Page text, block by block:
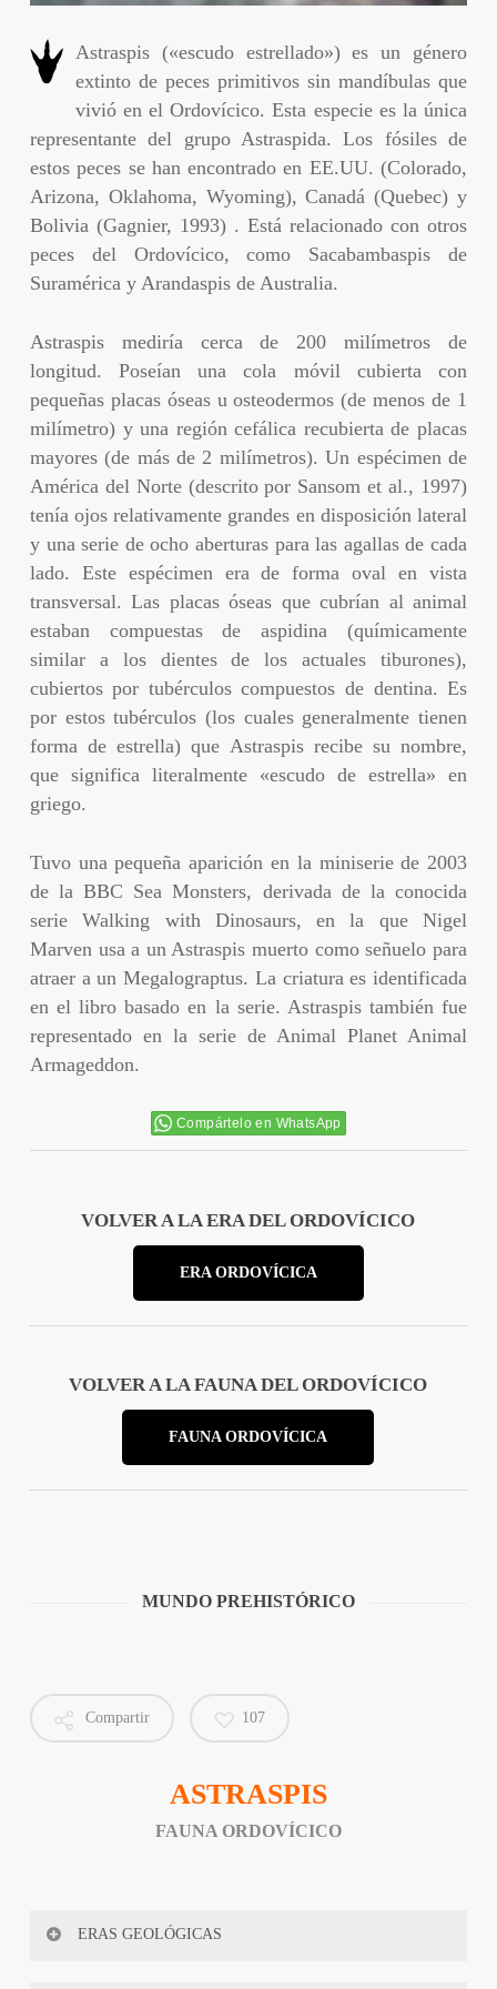
Astraspis («escudo estrellado») es un género
extinto de peces primitivos sin mandíbulas que
vivió en el Ordovícico. Esta especie es la única
representante del grupo Astraspida. Los fósiles de
estos peces se han encontrado en EE.UU. (Colorado,
Arizona, Oklahoma, Wyoming), Canadá (Quebec) y
Bolivia (Gagnier, 1993) . Está relacionado con otros
peces del Ordovícico, como Sacabambaspis de
Suramérica y Arandaspis de Australia.
Astraspis mediría cerca de 200 milímetros de
longitud. Poseían una cola móvil cubierta con
pequeñas placas óseas u osteodermos (de menos de 1
milímetro) y una región cefálica recubierta de placas
mayores (de más de 2 milímetros). Un espécimen de
América del Norte (descrito por Sansom et al., 1997)
tenía ojos relativamente grandes en disposición lateral
y una serie de ocho aberturas para las agallas de cada
lado. Este espécimen era de forma oval en vista
transversal. Las placas óseas que cubrían al animal
estaban compuestas de aspidina (químicamente
similar a los dientes de los actuales tiburones),
cubiertos por tubérculos compuestos de dentina. Es
por estos tubérculos (los cuales generalmente tienen
forma de estrella) que Astraspis recibe su nombre,
que significa literalmente «escudo de estrella» en
griego.
Tuvo una pequeña aparición en la miniserie de 2003
de la BBC Sea Monsters, derivada de la conocida
serie Walking with Dinosaurs, en la que Nigel
Marven usa a un Astraspis muerto como señuelo para
atraer a un Megalograptus. La criatura es identificada
en el libro basado en la serie. Astraspis también fue
representado en la serie de Animal Planet Animal
Armageddon.
Compártelo en WhatsApp
VOLVER A LA ERA DEL ORDOVÍCICO
ERA ORDOVÍCICA
VOLVER A LA FAUNA DEL ORDOVÍCICO
FAUNA ORDOVÍCICA
MUNDO PREHISTÓRICO
Compartir 107
ASTRASPIS
FAUNA ORDOVÍCICO
ERAS GEOLÓGICAS